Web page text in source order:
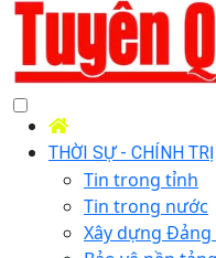
THỜI SỰ - CHÍNH TRỊ
Tin trong tỉnh
Tin trong nước
Xây dựng Đảng